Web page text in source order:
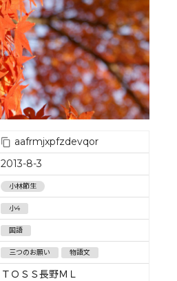
aafrmjxpfzdevqor
2013-8-3
小林節生
小4
国語
三つのお願い 物語文
ＴＯＳＳ長野ＭＬ